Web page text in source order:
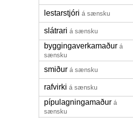
lestarstjóri á sænsku
slátrari á sænsku
byggingaverkamaður á
sænsku
smiður á sænsku
rafvirki á sænsku
pípulagningamaður á
sænsku